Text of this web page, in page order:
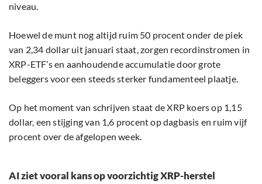
niveau.
Hoewel de munt nog altijd ruim 50 procent onder de piek
van 2,34 dollar uit januari staat, zorgen recordinstromen in
XRP-ETF’s en aanhoudende accumulatie door grote
beleggers voor een steeds sterker fundamenteel plaatje.
Op het moment van schrijven staat de XRP koers op 1,15
dollar, een stijging van 1,6 procent op dagbasis en ruim vijf
procent over de afgelopen week.
AI ziet vooral kans op voorzichtig XRP-herstel